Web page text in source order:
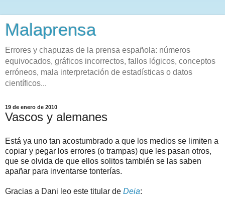
Malaprensa
Errores y chapuzas de la prensa española: números
equivocados, gráficos incorrectos, fallos lógicos, conceptos
erróneos, mala interpretación de estadísticas o datos
científicos...
19 de enero de 2010
Vascos y alemanes
Está ya uno tan acostumbrado a que los medios se limiten a
copiar y pegar los errores (o trampas) que les pasan otros,
que se olvida de que ellos solitos también se las saben
apañar para inventarse tonterías.
Gracias a Dani leo este titular de Deia: